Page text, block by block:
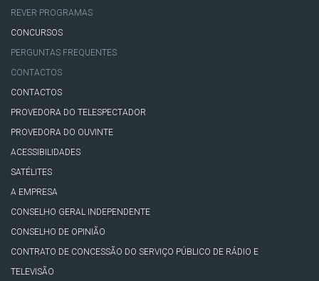
REVER PROGRAMAS
CONCURSOS
PERGUNTAS FREQUENTES
CONTACTOS
CONTACTOS
PROVEDORA DO TELESPECTADOR
PROVEDORA DO OUVINTE
ACESSIBILIDADES
SATÉLITES
A EMPRESA
CONSELHO GERAL INDEPENDENTE
CONSELHO DE OPINIÃO
CONTRATO DE CONCESSÃO DO SERVIÇO PÚBLICO DE RÁDIO E
TELEVISÃO